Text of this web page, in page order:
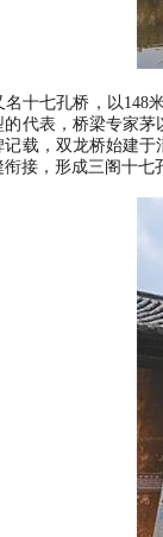
名十七孔桥，以148
代表，桥梁专家茅
载，双龙桥始建
接，形成三阁十七